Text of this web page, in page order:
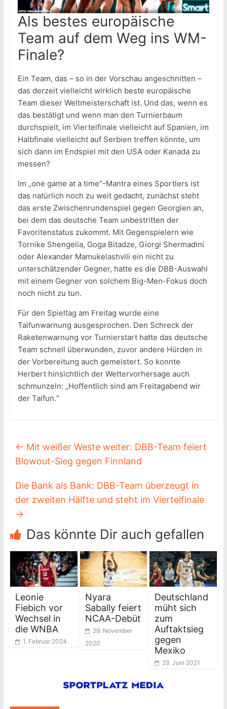
Als bestes europäische
Team auf dem Weg ins WM-
Finale?
Ein Team, das – so in der Vorschau angeschnitten –
das derzeit vielleicht wirklich beste europäische
Team dieser Weltmeisterschaft ist. Und das, wenn es
das bestätigt und wenn man den Turnierbaum
durchspielt, im Viertelfinale vielleicht auf Spanien, im
Halbfinale vielleicht auf Serbien treffen könnte, um
sich dann im Endspiel mit den USA oder Kanada zu
messen?
Im „one game at a time“-Mantra eines Sportlers ist
das natürlich noch zu weit gedacht, zunächst steht
das erste Zwischenrundenspiel gegen Georgien an,
bei dem das deutsche Team unbestritten der
Favoritenstatus zukommt. Mit Gegenspielern wie
Tornike Shengelia, Goga Bitadze, Giorgi Shermadini
oder Alexander Mamukelashvili ein nicht zu
unterschätzender Gegner, hatte es die DBB-Auswahl
mit einem Gegner von solchem Big-Men-Fokus doch
noch nicht zu tun.
Für den Spieltag am Freitag wurde eine
Taifunwarnung ausgesprochen. Den Schreck der
Raketenwarnung vor Turnierstart hatte das deutsche
Team schnell überwunden, zuvor andere Hürden in
der Vorbereitung auch gemeistert. So konnte
Herbert hinsichtlich der Wettervorhersage auch
schmunzeln: „Hoffentlich sind am Freitagabend wir
der Taifun.“
← Mit weißer Weste weiter: DBB-Team feiert
Blowout-Sieg gegen Finnland
Die Bank als Bank: DBB-Team überzeugt in
der zweiten Hälfte und steht im Viertelfinale
→
Das könnte Dir auch gefallen
Leonie
Fiebich vor
Wechsel in
die WNBA
1. Februar 2024
Nyara
Sabally feiert
NCAA-Debüt
29. November
2020
Deutschland
müht sich
zum
Auftaktsieg
gegen
Mexiko
29. Juni 2021